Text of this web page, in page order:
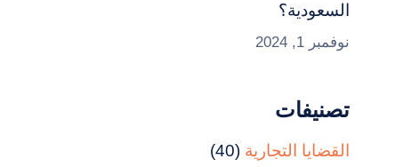
السعودية؟
نوفمبر 1, 2024
تصنيفات
القضايا التجارية (40)